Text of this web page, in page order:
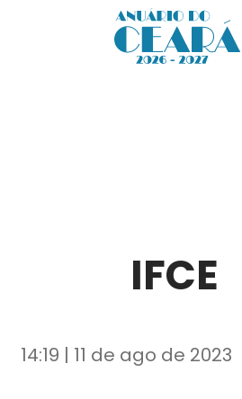
IFCE
14:19 | 11 de ago de 2023